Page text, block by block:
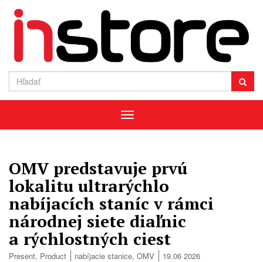
Menu
OMV predstavuje prvú
lokalitu ultrarýchlo
nabíjacích staníc v rámci
národnej siete diaľnic
a rýchlostných ciest
Present, Product nabíjacie stanice, OMV 19.06 2026